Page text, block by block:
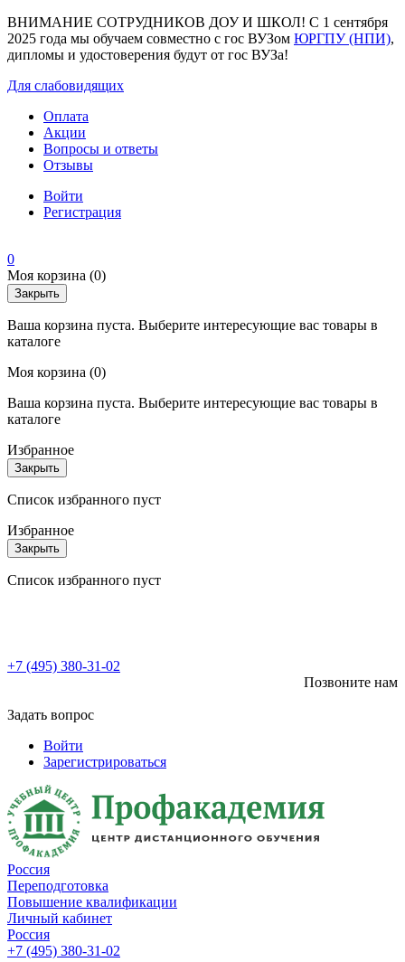
ВНИМАНИЕ СОТРУДНИКОВ ДОУ И ШКОЛ! С 1 сентября
2025 года мы обучаем совместно с гос ВУЗом ЮРГПУ (НПИ),
дипломы и удостоверения будут от гос ВУЗа!
Для слабовидящих
Оплата
Акции
Вопросы и ответы
Отзывы
Войти
Регистрация
0
Моя корзина (0)
Закрыть
Ваша корзина пуста. Выберите интересующие вас товары в
каталоге
Моя корзина (0)
Ваша корзина пуста. Выберите интересующие вас товары в
каталоге
Избранное
Закрыть
Список избранного пуст
Избранное
Закрыть
Список избранного пуст
+7 (495) 380-31-02
Позвоните нам
Задать вопрос
Войти
Зарегистрироваться
Россия
Переподготовка
Повышение квалификации
Личный кабинет
Россия
+7 (495) 380-31-02